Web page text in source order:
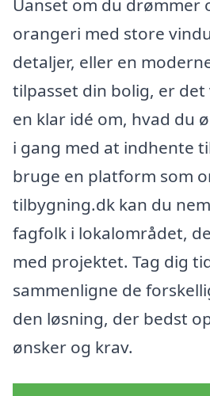
Uanset om du drømmer
orangeri med store
detaljer, eller en
tilpasset din bolig, er
en klar idé om, hvad du
i gang med at indhente
bruge en platform som
tilbygning.dk kan du
fagfolk i lokalområdet,
med projektet. Tag dig
sammenligne de
den løsning, der bedst
ønsker og krav.